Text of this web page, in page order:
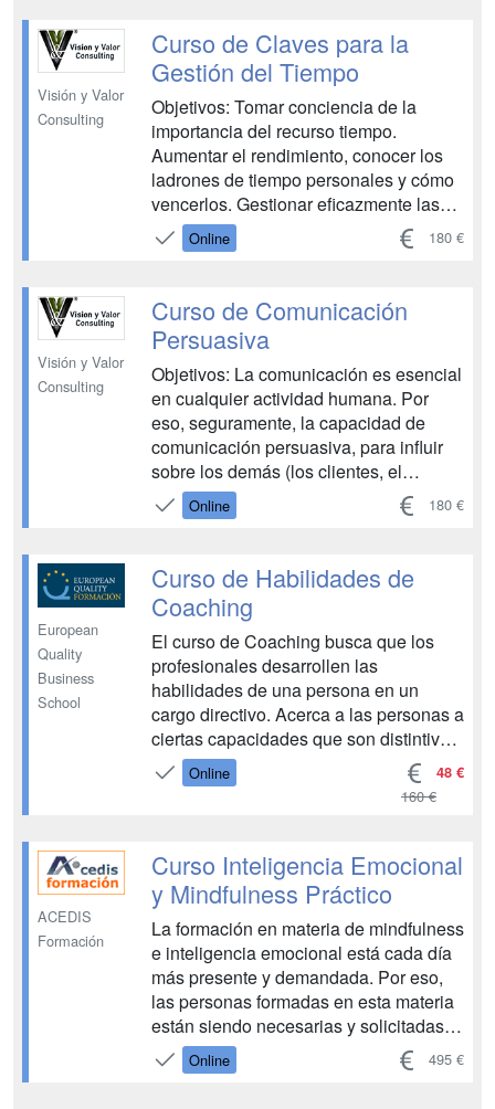
organización del tiempo para
convertirse en un trabajador efi...
Visión y Valor
Consulting
Curso de Claves para la
Gestión del Tiempo
Objetivos: Tomar conciencia de la
importancia del recurso tiempo.
Aumentar el rendimiento, conocer los
ladrones de tiempo personales y cómo
vencerlos. Gestionar eficazmente las
comunicaciones. Aprender a programar
eficazmente nuestro tiempo. Gestión
planes de acción. Aprender a usar
eficazmente, desde el punto de vista
tiem...
Online 180 €
Visión y Valor
Consulting
Curso de Comunicación
Persuasiva
Objetivos: La comunicación es esencial
en cualquier actividad humana. Por
eso, seguramente, la capacidad de
comunicación persuasiva, para influir
sobre los demás (los clientes, el
personal, los demás miembros del
equipo, el público, etc.) es una de las
profesional actualmente....
Online 180 €
European
Quality
Business
School
Curso de Habilidades de
Coaching
El curso de Coaching busca que los
profesionales desarrollen las
habilidades de una persona en un
cargo directivo. Acerca a las personas a
ciertas capacidades que son distintivas
de un líder. La mayor parte de las
habilidades tienen que ver con
que lo tienen adapten el entor...
Online 48 €
160 €
ACEDIS
Formación
Curso Inteligencia Emocional
y Mindfulness Práctico
La formación en materia de mindfulness
e inteligencia emocional está cada día
más presente y demandada. Por eso,
las personas formadas en esta materia
están siendo necesarias y solicitadas
por muchas empresas, por ejemplo,
para liderar y dirigir equipos. Somos
Online 495 €